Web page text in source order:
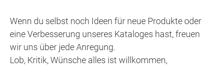
Wenn du selbst noch Ideen für neue Produkte oder
eine Verbesserung unseres Kataloges hast, freuen
wir uns über jede Anregung.
Lob, Kritik, Wünsche alles ist willkommen,